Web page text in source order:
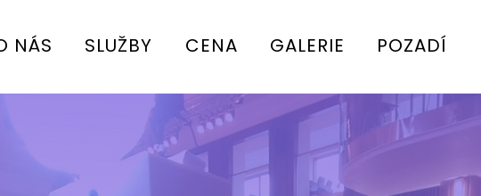
NÁS SLUŽBY CENA GALERIE POZADÍ